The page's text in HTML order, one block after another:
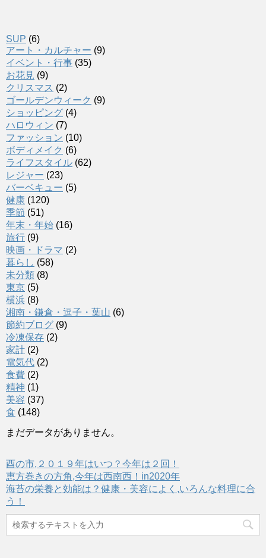
SUP (6)
アート・カルチャー (9)
イベント・行事 (35)
お花見 (9)
クリスマス (2)
ゴールデンウィーク (9)
ショッピング (4)
ハロウィン (7)
ファッション (10)
ボディメイク (6)
ライフスタイル (62)
レジャー (23)
バーベキュー (5)
健康 (120)
季節 (51)
年末・年始 (16)
旅行 (9)
映画・ドラマ (2)
暮らし (58)
未分類 (8)
東京 (5)
横浜 (8)
湘南・鎌倉・逗子・葉山 (6)
節約ブログ (9)
冷凍保存 (2)
家計 (2)
電気代 (2)
食費 (2)
精神 (1)
美容 (37)
食 (148)
まだデータがありません。
酉の市,２０１９年はいつ？今年は２回！
恵方巻きの方角,今年は西南西！in2020年
海苔の栄養と効能は？健康・美容によく,いろんな料理に合
う！